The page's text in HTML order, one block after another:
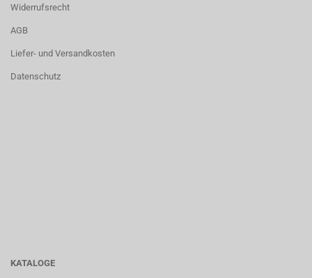
Widerrufsrecht
AGB
Liefer- und Versandkosten
Datenschutz
KATALOGE